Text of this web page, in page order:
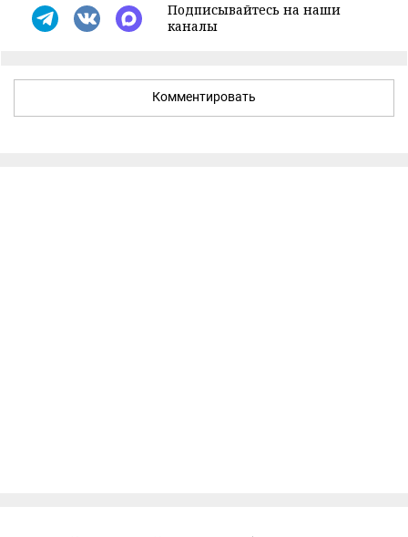
Подписывайтесь на наши
каналы
Комментировать